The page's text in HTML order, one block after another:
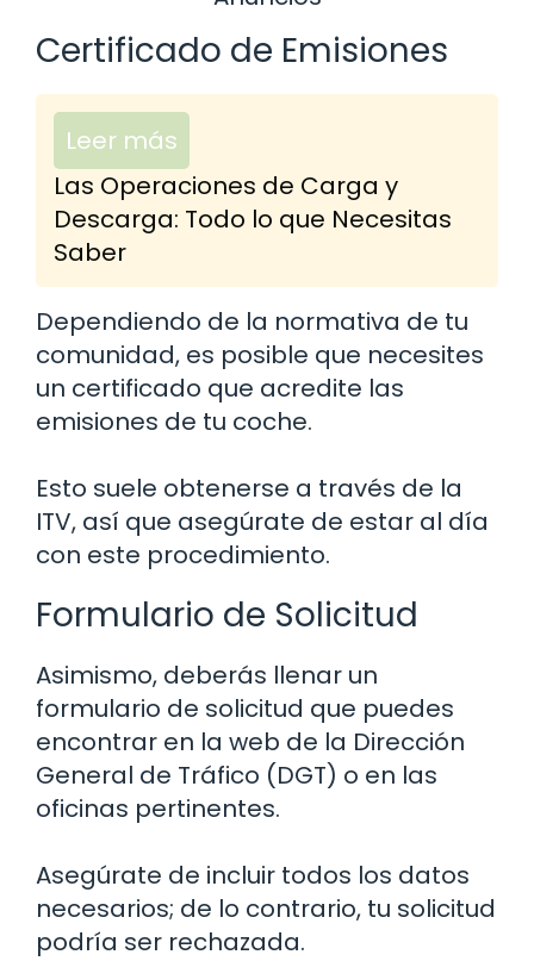
Certificado de Emisiones
Leer más
Las Operaciones de Carga y
Descarga: Todo lo que Necesitas
Saber
Dependiendo de la normativa de tu
comunidad, es posible que necesites
un certificado que acredite las
emisiones de tu coche.
Esto suele obtenerse a través de la
ITV, así que asegúrate de estar al día
con este procedimiento.
Formulario de Solicitud
Asimismo, deberás llenar un
formulario de solicitud que puedes
encontrar en la web de la Dirección
General de Tráfico (DGT) o en las
oficinas pertinentes.
Asegúrate de incluir todos los datos
necesarios; de lo contrario, tu solicitud
podría ser rechazada.